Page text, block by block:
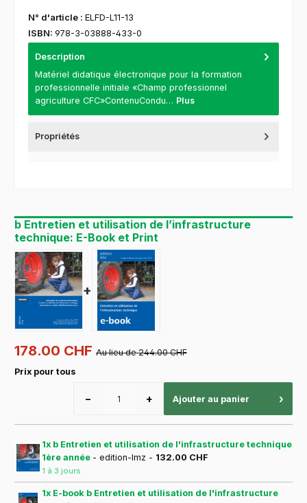
N° d'article : ELFD-L11-13
ISBN: 978-3-03888-433-0
Description
Matériel didatique électronique pour la formation
professionnelle initiale «Champ professionnel
agriculture CFC»ContenuCondu… Plus
Propriétés
b Entretien et utilisation de l’infrastructure
technique: E-Book et Print
+
178.00 CHF Au lieu de 244.00 CHF
Prix pour tous
− + Ajouter au panier ›
1x b Entretien et utilisation de l'infrastructure technique
1ère année - edition-lmz - 132.00 CHF
1 à 3 jours
1x E-book b Entretien et utilisation de l'infrastructure